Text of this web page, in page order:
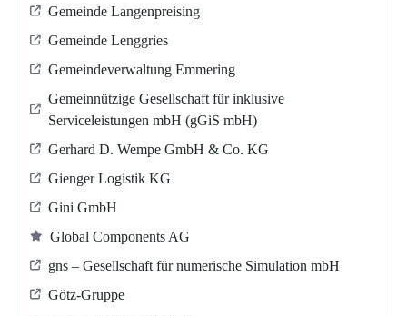
Gemeinde Langenpreising
Gemeinde Lenggries
Gemeindeverwaltung Emmering
Gemeinnützige Gesellschaft für inklusive
Serviceleistungen mbH (gGiS mbH)
Gerhard D. Wempe GmbH & Co. KG
Gienger Logistik KG
Gini GmbH
Global Components AG
gns – Gesellschaft für numerische Simulation mbH
Götz-Gruppe